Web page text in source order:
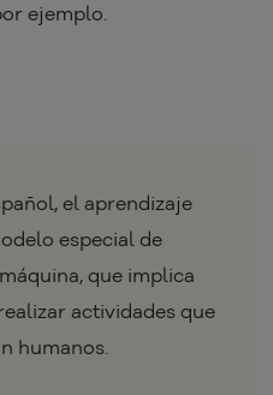
ejemplo.
el aprendizaje
especial de
que implica
actividades que
humanos.